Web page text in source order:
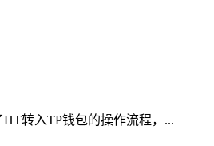
转入TP钱包的操作流程，...